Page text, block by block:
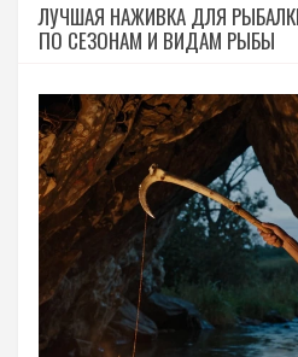
ЛУЧШАЯ НАЖИВКА ДЛЯ
ПО СЕЗОНАМ И ВИДАМ РЫБЫ